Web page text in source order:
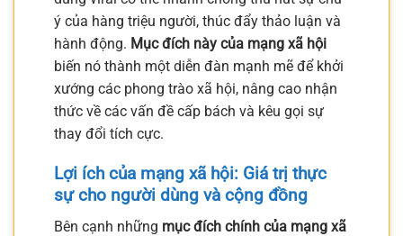
ý của hàng triệu người, thúc đẩy thảo luận và
hành động. Mục đích này của mạng xã hội
biến nó thành một diễn đàn mạnh mẽ để khởi
xướng các phong trào xã hội, nâng cao nhận
thức về các vấn đề cấp bách và kêu gọi sự
thay đổi tích cực.
Lợi ích của mạng xã hội: Giá trị thực
sự cho người dùng và cộng đồng
Bên cạnh những mục đích chính của mạng xã